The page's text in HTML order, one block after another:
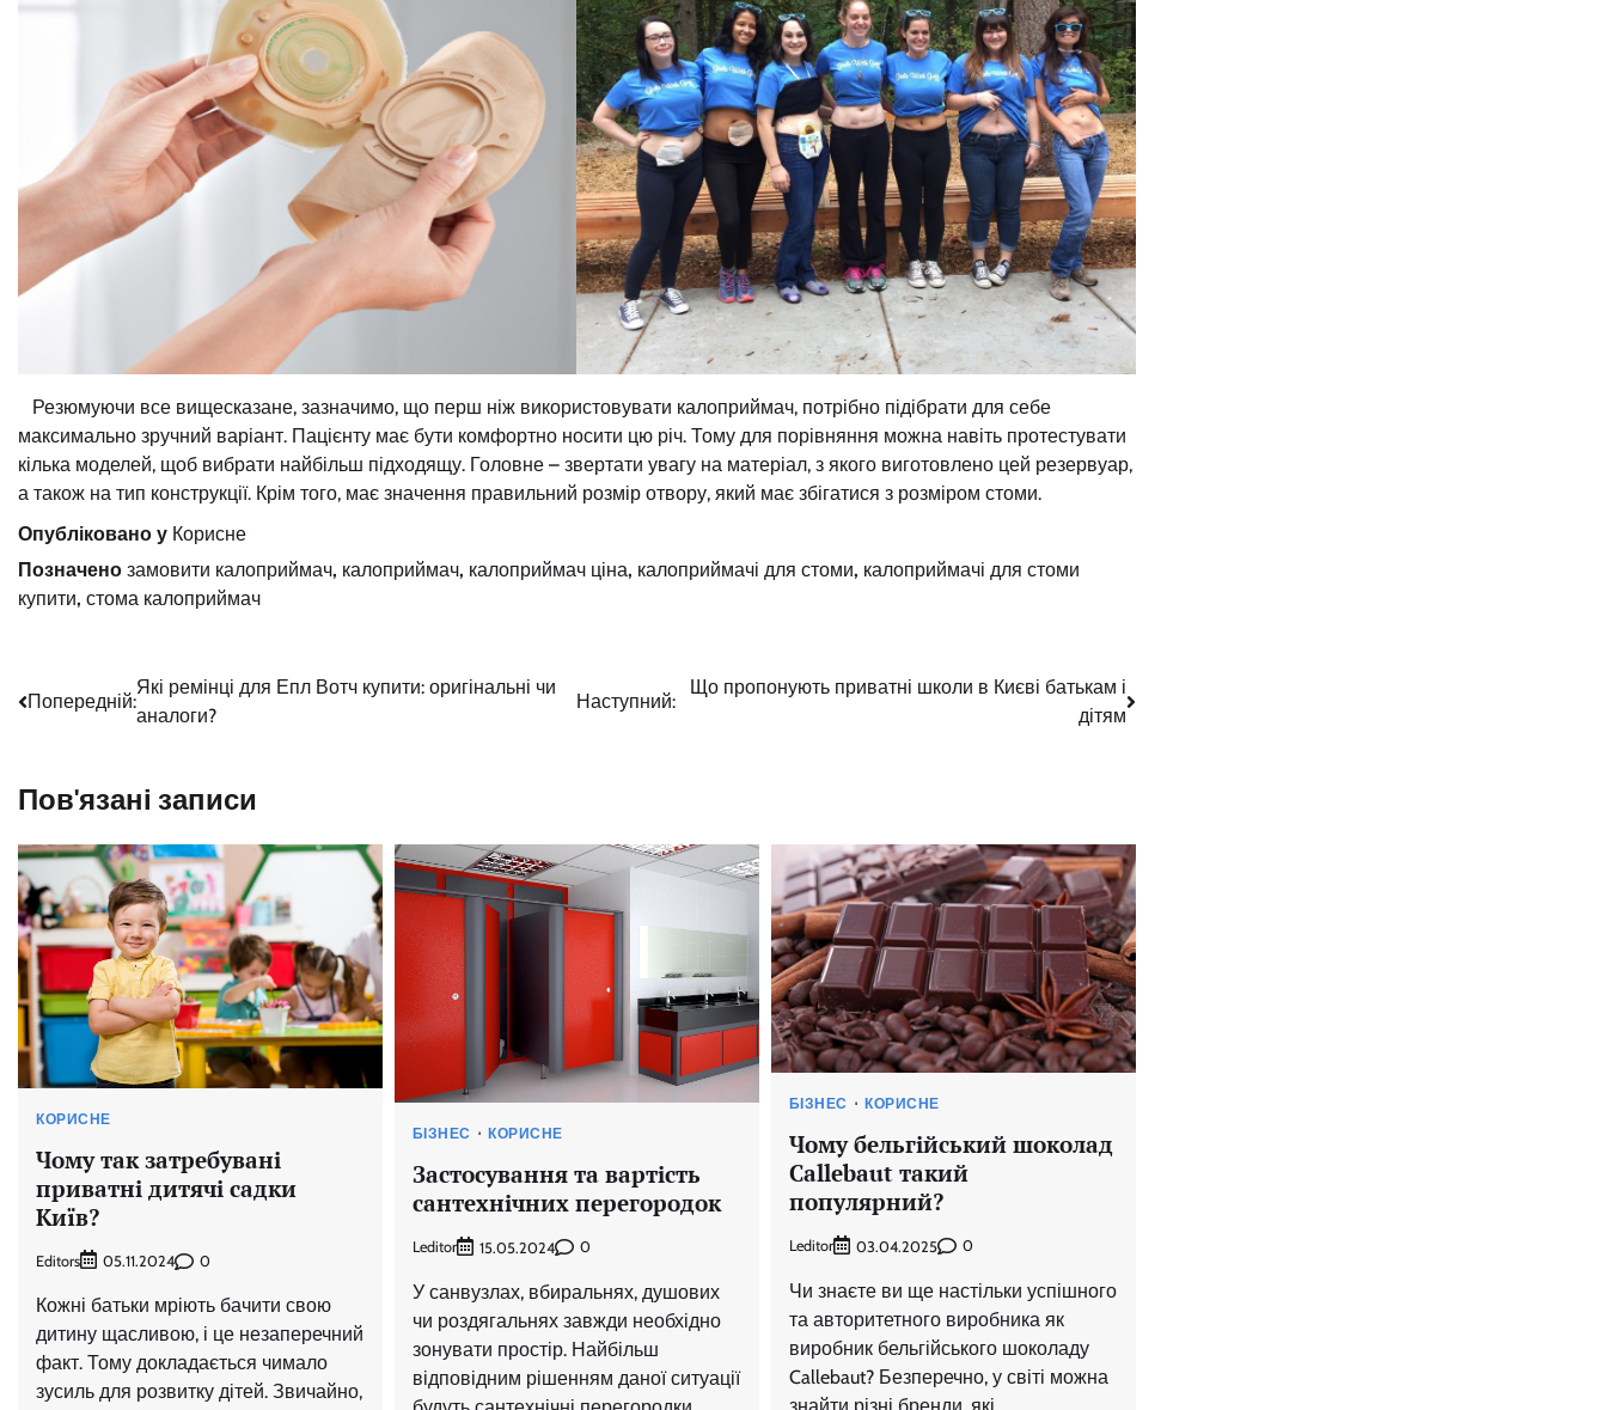
Резюмуючи все вищесказане, зазначимо, що перш ніж використовувати калоприймач, потрібно підібрати для себе
максимально зручний варіант. Пацієнту має бути комфортно носити цю річ. Тому для порівняння можна навіть протестувати
кілька моделей, щоб вибрати найбільш підходящу. Головне – звертати увагу на матеріал, з якого виготовлено цей резервуар,
а також на тип конструкції. Крім того, має значення правильний розмір отвору, який має збігатися з розміром стоми.
Опубліковано у Корисне
Позначено замовити калоприймач, калоприймач, калоприймач ціна, калоприймачі для стоми, калоприймачі для стоми
купити, стома калоприймач
Навігація
Попередній:
Які ремінці для Епл Вотч купити: оригінальні чи
аналоги?
Наступний:
Що пропонують приватні школи в Києві батькам і
дітям
Пов'язані записи
КОРИСНЕ
Чому так затребувані
приватні дитячі садки
Київ?
Editors 05.11.2024 0
Кожні батьки мріють бачити свою
дитину щасливою, і це незаперечний
факт. Тому докладається чимало
зусиль для розвитку дітей. Звичайно,
БІЗНЕС КОРИСНЕ
Застосування та вартість
сантехнічних перегородок
Leditor 15.05.2024 0
У санвузлах, вбиральнях, душових
чи роздягальнях завжди необхідно
зонувати простір. Найбільш
відповідним рішенням даної ситуації
БІЗНЕС КОРИСНЕ
Чому бельгійський шоколад
Callebaut такий
популярний?
Leditor 03.04.2025 0
Чи знаєте ви ще настільки успішного
та авторитетного виробника як
виробник бельгійського шоколаду
Callebaut? Безперечно, у світі можна
знайти різні бренди, які